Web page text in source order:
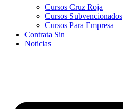
Cursos Cruz Roja
Cursos Subvencionados
Cursos Para Empresa
Contrata Sin
Noticias